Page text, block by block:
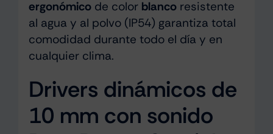
ergonómicode color blancoresistente
al agua y al polvo (IP54) garantiza total
comodidad durante todo el día y en
cualquier clima.
Drivers dinámicos de
10 mm con sonido